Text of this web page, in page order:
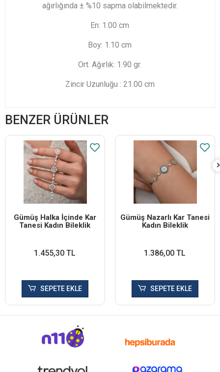
ağırlığında ± %10 sapma olabilmektedir.
En: 1.00 cm
Boy: 1.10 cm
Ort. Ağırlık: 1.90 gr.
Zincir Uzunluğu : 21.00 cm
BENZER ÜRÜNLER
Gümüş Halka İçinde Kar
Tanesi Kadın Bileklik
1.455,30 TL
SEPETE EKLE
Gümüş Nazarlı Kar Tanesi
Kadın Bileklik
1.386,00 TL
SEPETE EKLE